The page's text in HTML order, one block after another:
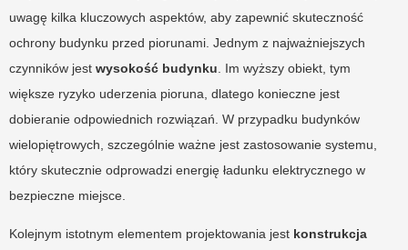
uwagę kilka kluczowych aspektów, aby zapewnić skuteczność
ochrony budynku przed piorunami. Jednym z najważniejszych
czynników jest wysokość budynku . Im wyższy obiekt, tym
większe ryzyko uderzenia pioruna, dlatego konieczne jest
dobieranie odpowiednich rozwiązań. W przypadku budynków
wielopiętrowych, szczególnie ważne jest zastosowanie systemu,
który skutecznie odprowadzi energię ładunku elektrycznego w
bezpieczne miejsce.
Kolejnym istotnym elementem projektowania jest konstrukcja